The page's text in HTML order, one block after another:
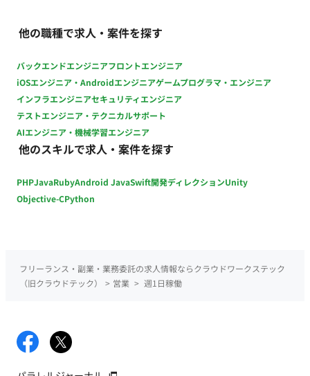
他の職種で求人・案件を探す
バックエンドエンジニアフロントエンジニア
iOSエンジニア・Androidエンジニアゲームプログラマ・エンジニア
インフラエンジニアセキュリティエンジニア
テストエンジニア・テクニカルサポート
AIエンジニア・機械学習エンジニア
他のスキルで求人・案件を探す
PHPJavaRubyAndroid JavaSwift開発ディレクションUnity
Objective-CPython
フリーランス・副業・業務委託の求人情報ならクラウドワークステック
（旧クラウドテック）
> 営業 > 週1日稼働